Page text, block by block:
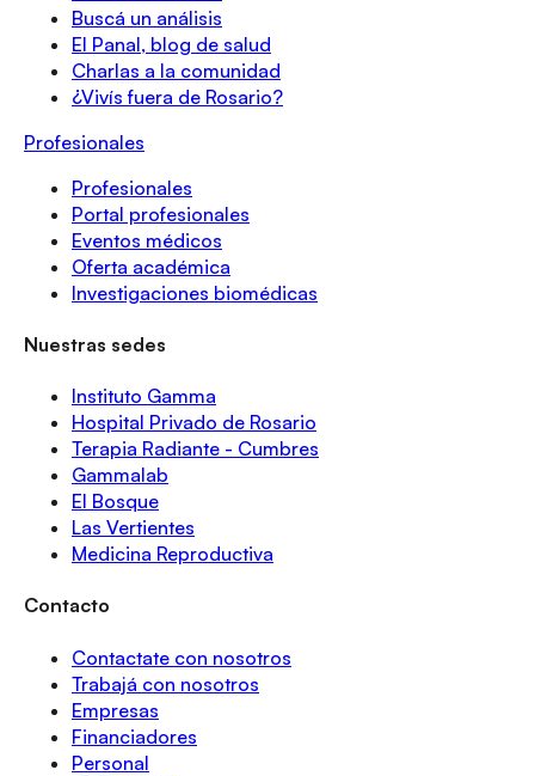
Buscá un análisis
El Panal, blog de salud
Charlas a la comunidad
¿Vivís fuera de Rosario?
Profesionales
Profesionales
Portal profesionales
Eventos médicos
Oferta académica
Investigaciones biomédicas
Nuestras sedes
Instituto Gamma
Hospital Privado de Rosario
Terapia Radiante - Cumbres
Gammalab
El Bosque
Las Vertientes
Medicina Reproductiva
Contacto
Contactate con nosotros
Trabajá con nosotros
Empresas
Financiadores
Personal